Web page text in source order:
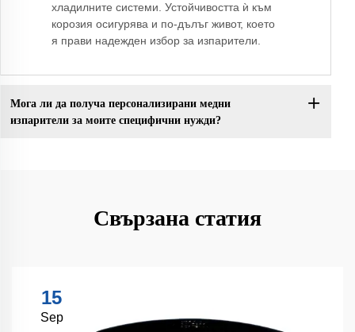
хладилните системи. Устойчивостта ѝ към
корозия осигурява и по-дълъг живот, което
я прави надежден избор за изпарители.
Мога ли да получа персонализирани медни
изпарители за моите специфични нужди?
Свързана статия
15
Sep